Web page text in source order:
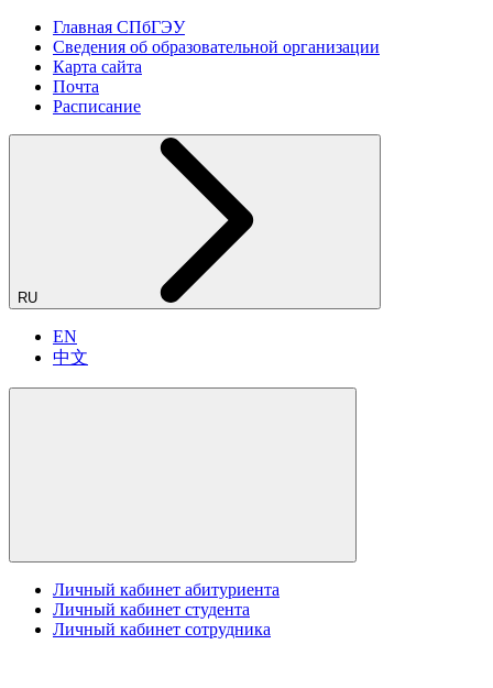
Главная СПбГЭУ
Сведения об образовательной организации
Карта сайта
Почта
Расписание
RU
EN
中文
Личный кабинет абитуриента
Личный кабинет студента
Личный кабинет сотрудника